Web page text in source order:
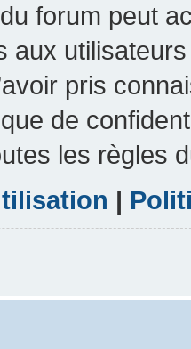
forum peut
aux
pris
de
les règles
|